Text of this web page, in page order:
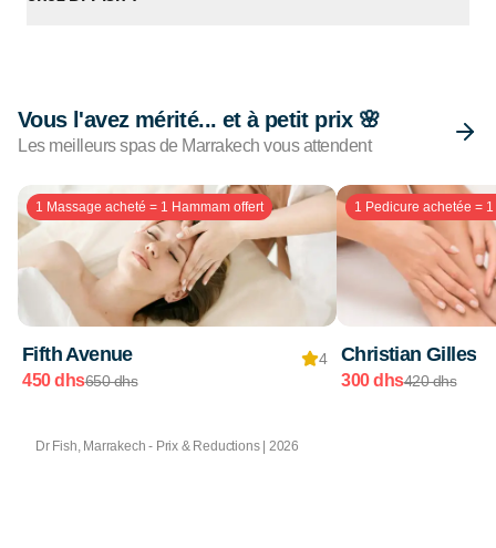
Vous l'avez mérité... et à petit prix 🌸
Les meilleurs spas de Marrakech vous attendent
1 Massage acheté = 1 Hammam offert
Fifth Avenue 4
450 dhs650 dhs
1 Pedicure achetée =
Christian Gilles
300 dhs420 dhs
Dr Fish, Marrakech - Prix & Reductions | 2026